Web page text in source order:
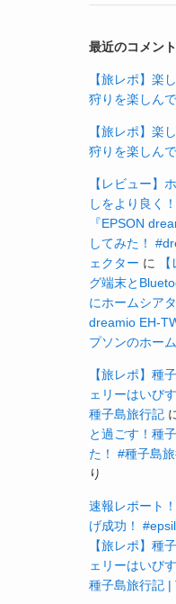
最近のコメント
【旅レポ】楽
狩りを楽しん
【旅レポ】楽
狩りを楽しん
【レビュー】
しをより良く
『EPSON
してみた！
ェクター に
グ端末と
にホームシア
dreamio EH-
プソンのホー
【旅レポ】種
ェリーはいび
種子島旅行記
と過ごす！種
た！ #種子島
り
速報レポート
げ成功！
【旅レポ】種
ェリーはいび
種子島旅行記 |